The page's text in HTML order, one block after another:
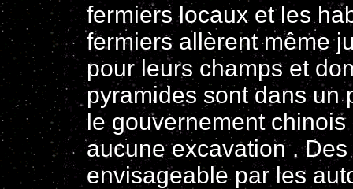
fermiers locaux et les
fermiers allèrent même
pour leurs champs et
pyramides sont dans un
le gouvernement
aucune excavation .
envisageable par les